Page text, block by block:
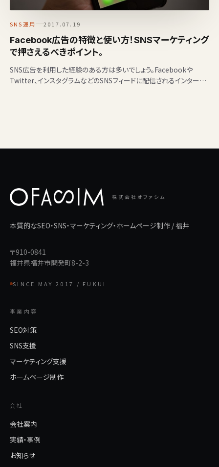
SNS運用 2017.07.19
Facebook広告の特徴と使い方！SNSマーケティング
で押さえるべきポイント。
SNS広告を利用した経験のある方は多いでしょう。Facebookや
Twitter、インスタグラムなどのSNSフィードに配信されるインターネ
株式会社オファシム
本質的なSEO・SNS・マーケティング・ホームページ制作 / 福井
〒910-0841
福井県福井市開発町8-2-3
SINCE MAY 2017 / FUKUI
事業内容
SEO対策
SNS支援
マーケティング支援
ホームページ制作
会社
会社案内
実績・事例
お知らせ